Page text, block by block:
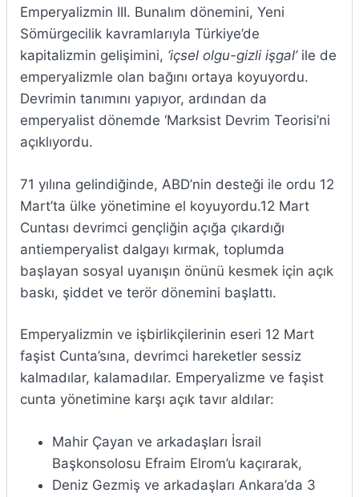
Emperyalizmin III. Bunalım dönemini, Yeni
Sömürgecilik kavramlarıyla Türkiye’de
kapitalizmin gelişimini, ‘içsel olgu-gizli işgal’ ile de
emperyalizmle olan bağını ortaya koyuyordu.
Devrimin tanımını yapıyor, ardından da
emperyalist dönemde ‘Marksist Devrim Teorisi’ni
açıklıyordu.
71 yılına gelindiğinde, ABD’nin desteği ile ordu 12
Mart’ta ülke yönetimine el koyuyordu.12 Mart
Cuntası devrimci gençliğin açığa çıkardığı
antiemperyalist dalgayı kırmak, toplumda
başlayan sosyal uyanışın önünü kesmek için açık
baskı, şiddet ve terör dönemini başlattı.
Emperyalizmin ve işbirlikçilerinin eseri 12 Mart
faşist Cunta’sına, devrimci hareketler sessiz
kalmadılar, kalamadılar. Emperyalizme ve faşist
cunta yönetimine karşı açık tavır aldılar:
Mahir Çayan ve arkadaşları İsrail
Başkonsolosu Efraim Elrom’u kaçırarak,
Deniz Gezmiş ve arkadaşları Ankara’da 3